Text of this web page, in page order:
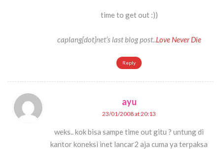
time to get out :))
caplang[dot]net’s last blog post..Love Never Die
Reply
ayu
23/01/2008 at 20:13
weks.. kok bisa sampe time out gitu ? untung di
kantor koneksi inet lancar2 aja cuma ya terpaksa